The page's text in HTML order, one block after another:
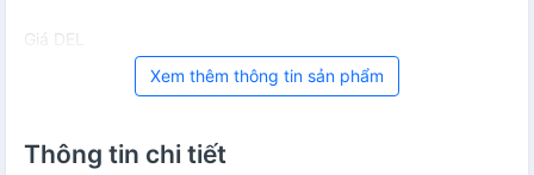
Giá DEL
Xem thêm thông tin sản phẩm
Thông tin chi tiết